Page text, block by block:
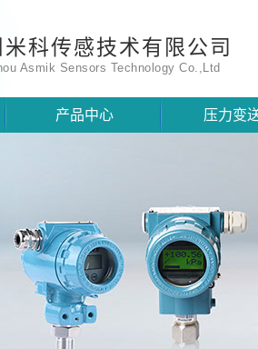
米科传感技术有限公司
Asmik Sensors Technology Co.,Ltd
产品中心 压力变